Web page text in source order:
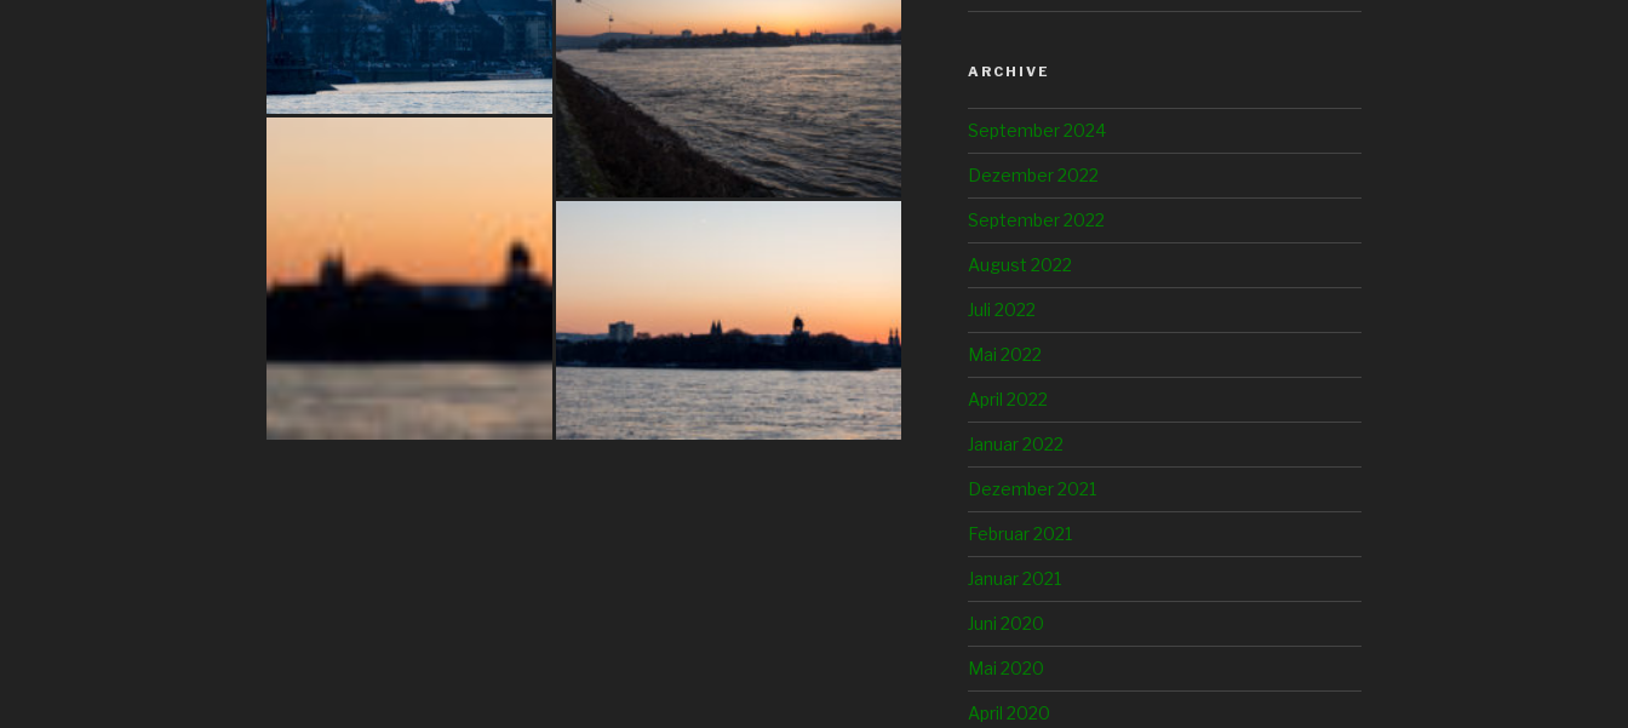
ARCHIVE
September 2024
Dezember 2022
September 2022
August 2022
Juli 2022
Mai 2022
April 2022
Januar 2022
Dezember 2021
Februar 2021
Januar 2021
Juni 2020
Mai 2020
April 2020